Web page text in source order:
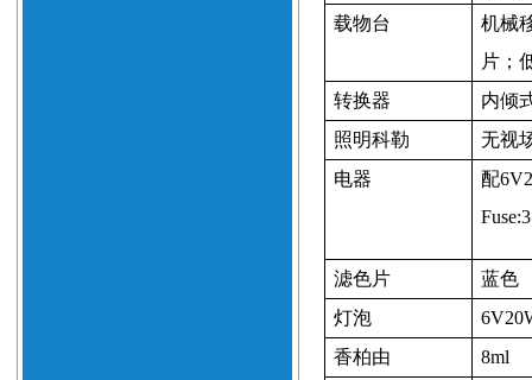
载物台
机械
片；
转换器
内倾
照明科勒
无视
电器
配
Fuse:
滤色片
蓝色
灯泡
香柏由
8ml